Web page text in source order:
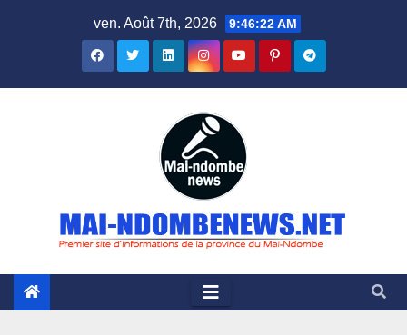
ven. Août 7th, 2026 9:46:23 AM